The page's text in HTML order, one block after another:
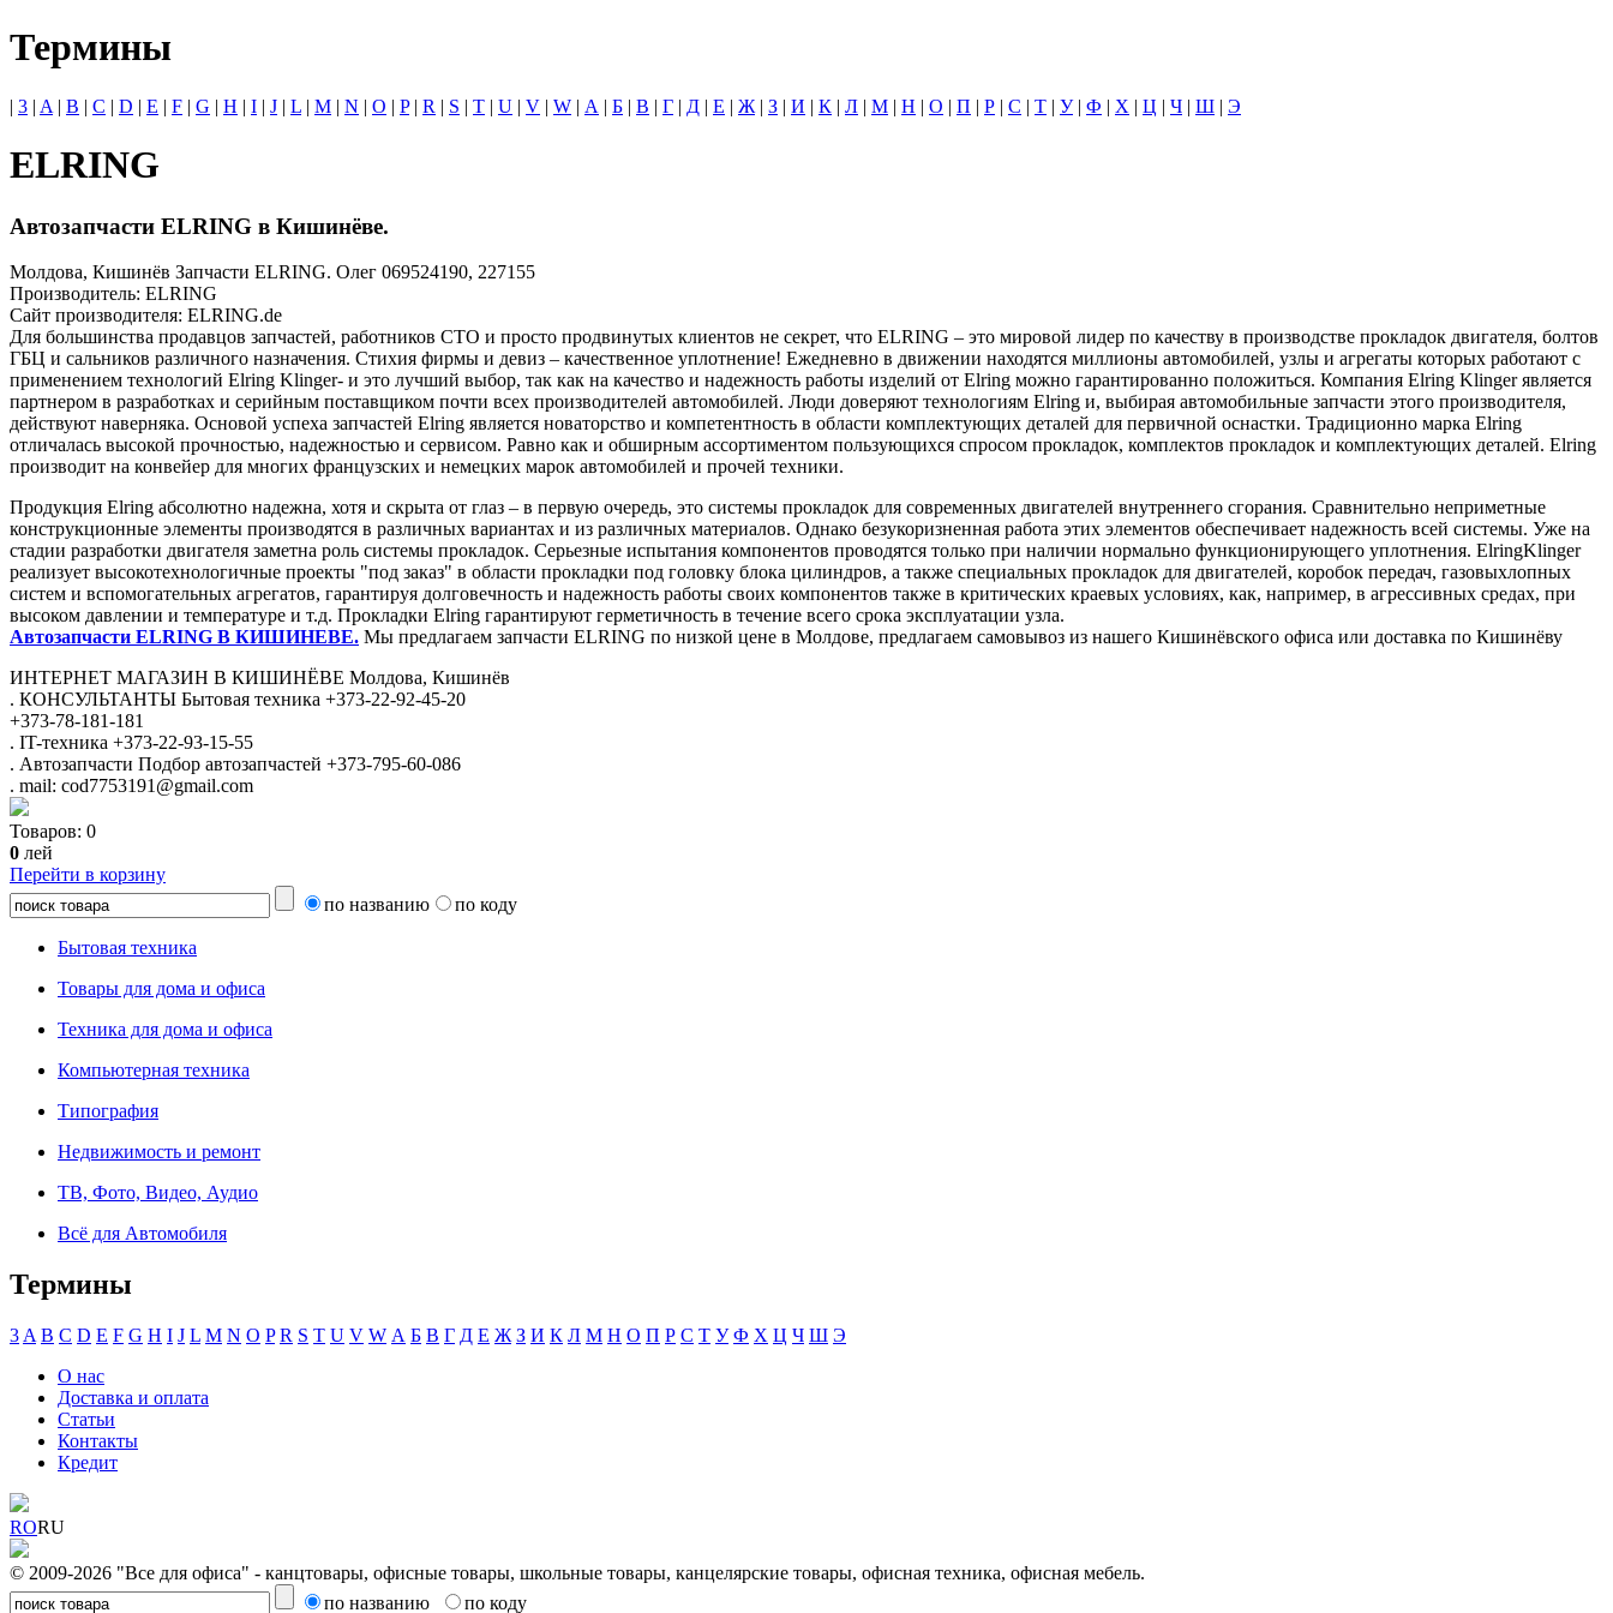
Термины
| 3 | A | B | C | D | E | F | G | H | I | J | L | M | N | O | P| R | S | T | U | V | W | А | Б | В | Г | Д | Е | Ж | З | И | К | Л | М | Н | О | П | Р | С | Т | У| Ф | Х | Ц | Ч | Ш | Э
ELRING
Автозапчасти ELRING в Кишинёве.
Молдова, Кишинёв Запчасти ELRING. Олег 069524190, 227155
Производитель: ELRING
Сайт производителя: ELRING.de
Для большинства продавцов запчастей, работников СТО и просто продвинутых клиентов не секрет, что ELRING – это мировой лидер по качеству в производстве прокладок двигателя, болтов
ГБЦ и сальников различного назначения. Стихия фирмы и девиз – качественное уплотнение! Ежедневно в движении находятся миллионы автомобилей, узлы и агрегаты которых работают с
применением технологий Elring Klinger- и это лучший выбор, так как на качество и надежность работы изделий от Elring можно гарантированно положиться. Компания Elring Klinger является
партнером в разработках и серийным поставщиком почти всех производителей автомобилей. Люди доверяют технологиям Elring и, выбирая автомобильные запчасти этого производителя,
действуют наверняка. Основой успеха запчастей Elring является новаторство и компетентность в области комплектующих деталей для первичной оснастки. Традиционно марка Elring
отличалась высокой прочностью, надежностью и сервисом. Равно как и обширным ассортиментом пользующихся спросом прокладок, комплектов прокладок и комплектующих деталей. Elring
производит на конвейер для многих французских и немецких марок автомобилей и прочей техники.
Продукция Elring абсолютно надежна, хотя и скрыта от глаз – в первую очередь, это системы прокладок для современных двигателей внутреннего сгорания. Сравнительно неприметные
конструкционные элементы производятся в различных вариантах и из различных материалов. Однако безукоризненная работа этих элементов обеспечивает надежность всей системы. Уже на
стадии разработки двигателя заметна роль системы прокладок. Серьезные испытания компонентов проводятся только при наличии нормально функционирующего уплотнения. ElringKlinger
реализует высокотехнологичные проекты "под заказ" в области прокладки под головку блока цилиндров, а также специальных прокладок для двигателей, коробок передач, газовыхлопных
систем и вспомогательных агрегатов, гарантируя долговечность и надежность работы своих компонентов также в критических краевых условиях, как, например, в агрессивных средах, при
высоком давлении и температуре и т.д. Прокладки Elring гарантируют герметичность в течение всего срока эксплуатации узла.
Автозапчасти ELRING В КИШИНЕВЕ. Мы предлагаем запчасти ELRING по низкой цене в Молдове, предлагаем самовывоз из нашего Кишинёвского офиса или доставка по Кишинёву
ИНТЕРНЕТ МАГАЗИН В КИШИНЁВЕ Молдова, Кишинёв
. КОНСУЛЬТАНТЫ Бытовая техника +373-22-92-45-20
+373-78-181-181
. IT-техника +373-22-93-15-55
. Автозапчасти Подбор автозапчастей +373-795-60-086
. mail: cod7753191@gmail.com
Товаров: 0
0 лей
Перейти в корзину
по названию
по коду
Бытовая техника
Товары для дома и офиса
Техника для дома и офиса
Компьютерная техника
Типография
Недвижимость и ремонт
ТВ, Фото, Видео, Аудио
Всё для Автомобиля
Термины
3 A B C D E F G H I J L M N O P R S T U V W А Б В Г Д Е Ж З И К Л М Н О П Р С Т У Ф Х Ц Ч Ш Э
О нас
Доставка и оплата
Статьи
Контакты
Кредит
RORU
© 2009-2026 "Все для офиса" - канцтовары, офисные товары, школьные товары, канцелярские товары, офисная техника, офисная мебель.
по названию
по коду